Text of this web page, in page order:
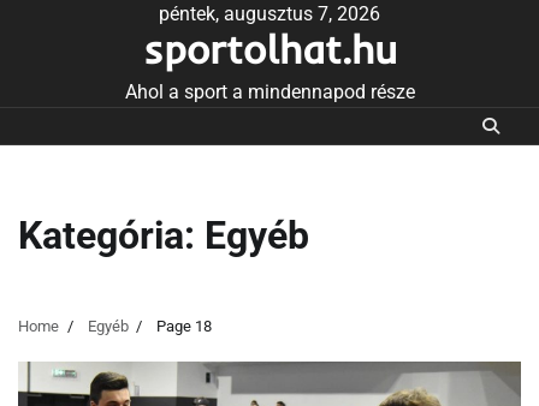
péntek, augusztus 7, 2026
sportolhat.hu
Ahol a sport a mindennapod része
Kategória: Egyéb
Home Egyéb Page 18